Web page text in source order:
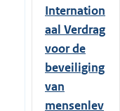
Internation
aal Verdrag
voor de
beveiliging
van
mensenlev